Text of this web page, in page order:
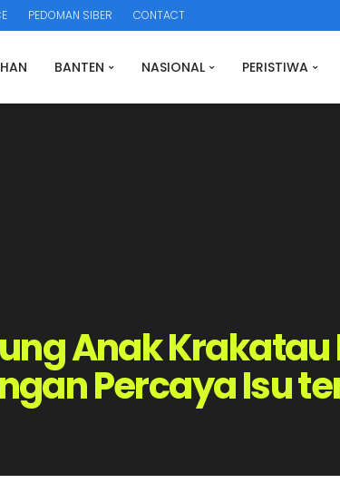
PEDOMAN SIBER CONTACT
BANTEN NASIONAL PERISTIWA
Anak Krakatau
Percaya Isu